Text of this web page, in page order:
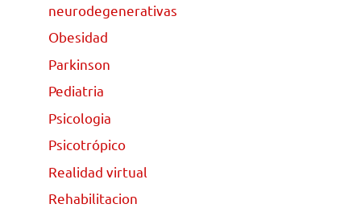
neurodegenerativas
Obesidad
Parkinson
Pediatria
Psicologia
Psicotrópico
Realidad virtual
Rehabilitacion